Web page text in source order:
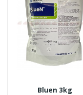
Bluen 3kg